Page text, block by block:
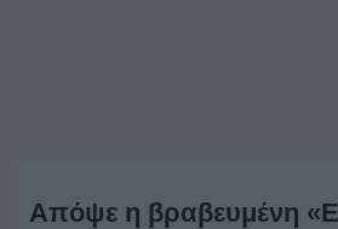
Απόψε η βραβευμένη